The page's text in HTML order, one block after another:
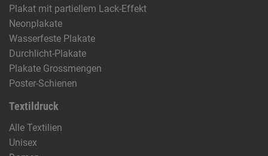
Plakat mit partiellem Lack-Effekt
Neonplakate
Wasserfeste Plakate
Durchlicht-Plakate
Plakate Grossmengen
Poster-Schienen
Textildruck
Alle Textilien
Unisex